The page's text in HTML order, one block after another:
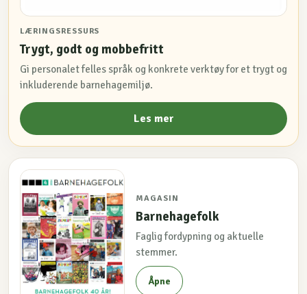
LÆRINGSRESSURS
Trygt, godt og mobbefritt
Gi personalet felles språk og konkrete verktøy for et trygt og
inkluderende barnehagemiljø.
Les mer
MAGASIN
Barnehagefolk
Faglig fordypning og aktuelle
stemmer.
Åpne